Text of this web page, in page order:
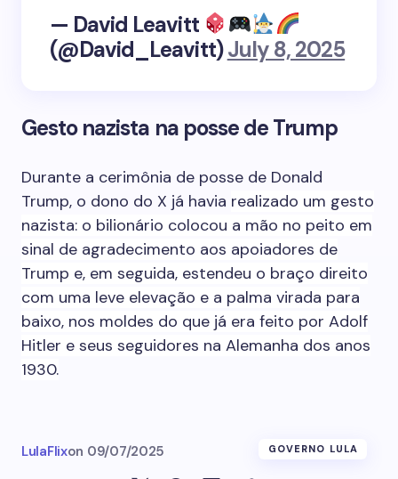
— David Leavitt
(@David_Leavitt)July 8, 2025
Gesto nazista na posse de Trump
Durante a cerimônia de posse de Donald
Trump, o dono do X já havia realizado um gesto
nazista: o bilionário colocou a mão no peito em
sinal de agradecimento aos apoiadores de
Trump e, em seguida, estendeu o braço direito
com uma leve elevação e a palma virada para
baixo, nos moldes do que já era feito por Adolf
Hitler e seus seguidores na Alemanha dos anos
1930.
LulaFlixon 09/07/2025 GOVERNO LULA